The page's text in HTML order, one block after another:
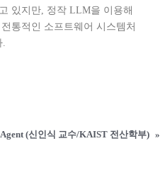
있지만, 정작 LLM을 이용해
통적인 소프트웨어 시스템처
.
(신인식 교수/KAIST 전산학부) »